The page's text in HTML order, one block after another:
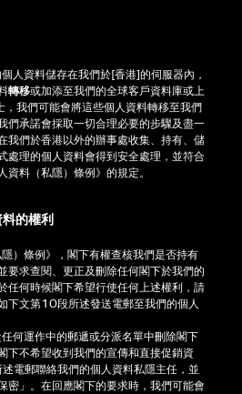
人資料儲存在我們於[香港]的伺服器內，
轉移或加添至我們的全球客戶資料庫或上
我們可能會將這些個人資料轉移至我們
們承諾會採取一切合理必要的步驟及盡一
我們於香港以外的辦事處收集、持有、儲
處理的個人資料會得到安全處理，並符合
資料（私隱）條例》的規定。
的權利
）條例》，閣下有權查核我們是否持有
要求查閱、更正及刪除任何閣下於我們的
任何時候閣下希望行使任何上述權利，請
下文第10段所述發送電郵至我們的個人
何運作中的郵遞或分派名單中刪除閣下
下不希望收到我們的宣傳和直接促銷資
電郵聯絡我們的個人資料私隱主任，並
密」。在回應閣下的要求時，我們可能會